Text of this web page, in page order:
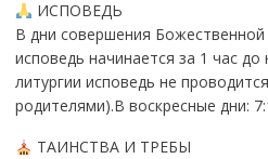
ИСПОВЕДЬ
В дни совершения Божественной
исповедь начинается за 1 час
литургии исповедь не
родителями).В воскресные дни:
ТАИНСТВА И ТРЕБЫ